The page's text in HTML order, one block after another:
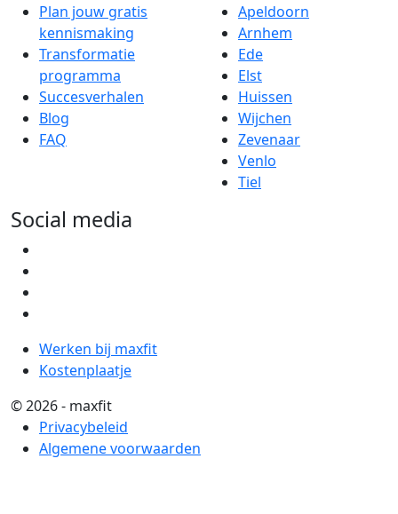
Plan jouw gratis
kennismaking
Transformatie
programma
Succesverhalen
Blog
FAQ
Apeldoorn
Arnhem
Ede
Elst
Huissen
Wijchen
Zevenaar
Venlo
Tiel
Social media
Werken bij maxfit
Kostenplaatje
© 2026 - maxfit
Privacybeleid
Algemene voorwaarden